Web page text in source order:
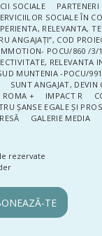
rezervate
SOCIALE
SOCIALE ÎN
RELEVANTA,
ANGAJAȚI”, COD
POCU/860 /3/
RELEVANTA
MUNTENIA -POCU/
SUNT ANGAJAT, DEVIN
ROMA + IMPACT R
ȘANSE EGALE ȘI
GALERIE MEDIA
TE